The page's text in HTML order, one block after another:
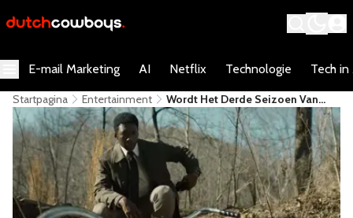
E-mail Marketing AI Netflix Technologie Tech in
Startpagina Entertainment
Wordt Het Derde Seizoen Van
True Detective Weer Een Knaller?